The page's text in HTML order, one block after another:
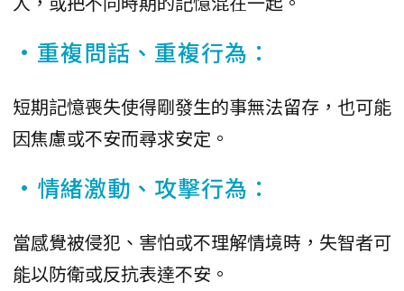
•重複問話、重複行為：
短期記憶喪失使得剛發生的事無法留存，也可能
因焦慮或不安而尋求安定。
•情緒激動、攻擊行為：
當感覺被侵犯、害怕或不理解情境時，失智者可
能以防衛或反抗表達不安。